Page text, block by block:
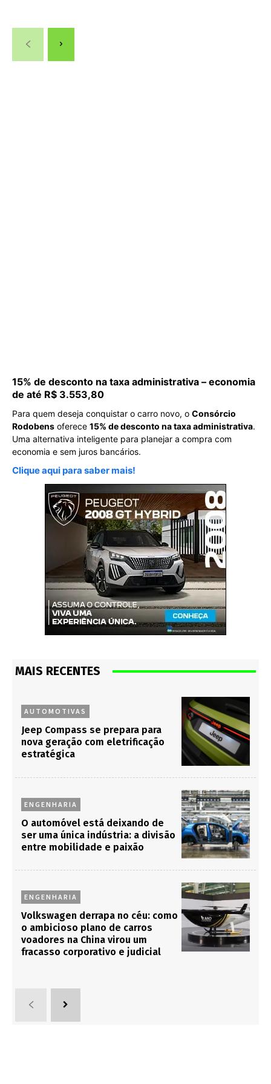
15% de desconto na taxa administrativa – economia
de até R$ 3.553,80
Para quem deseja conquistar o carro novo, o Consórcio
Rodobens oferece 15% de desconto na taxa administrativa.
Uma alternativa inteligente para planejar a compra com
economia e sem juros bancários.
Clique aqui para saber mais!
MAIS RECENTES
AUTOMOTIVAS
Jeep Compass se prepara para
nova geração com eletrificação
estratégica
ENGENHARIA
O automóvel está deixando de
ser uma única indústria: a divisão
entre mobilidade e paixão
ENGENHARIA
Volkswagen derrapa no céu: como
o ambicioso plano de carros
voadores na China virou um
fracasso corporativo e judicial